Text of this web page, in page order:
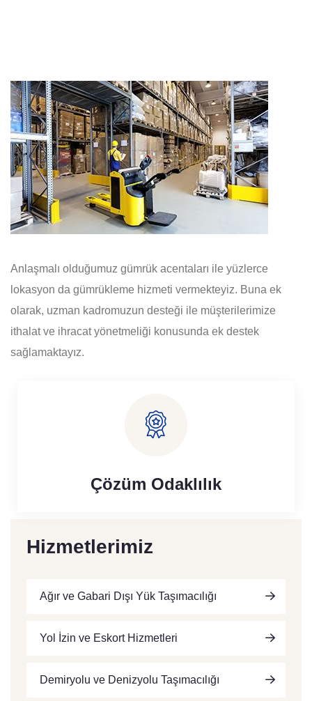
Anlaşmalı olduğumuz gümrük acentaları ile yüzlerce
lokasyon da gümrükleme hizmeti vermekteyiz. Buna ek
olarak, uzman kadromuzun desteği ile müşterilerimize
ithalat ve ihracat yönetmeliği konusunda ek destek
sağlamaktayız.
Çözüm Odaklılık
Hizmetlerimiz
Ağır ve Gabari Dışı Yük Taşımacılığı
Yol İzin ve Eskort Hizmetleri
Demiryolu ve Denizyolu Taşımacılığı